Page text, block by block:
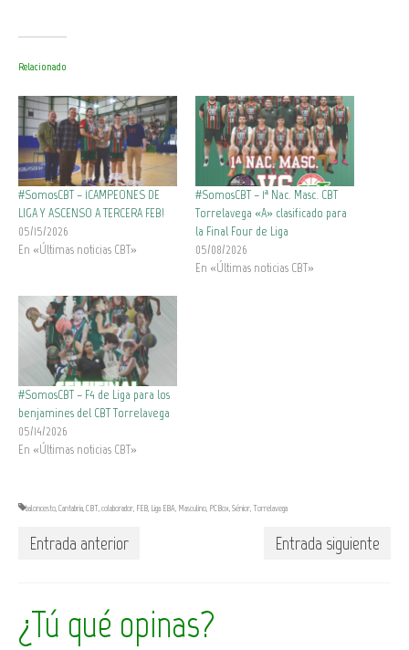
Relacionado
#SomosCBT – ¡CAMPEONES DE
LIGA Y ASCENSO A TERCERA FEB!
05/15/2026
En «Últimas noticias CBT»
#SomosCBT – 1ª Nac. Masc. CBT
Torrelavega «A» clasificado para
la Final Four de Liga
05/08/2026
En «Últimas noticias CBT»
#SomosCBT – F4 de Liga para los
benjamines del CBT Torrelavega
05/14/2026
En «Últimas noticias CBT»
baloncesto,Cantabria,CBT,colaborador, FEB, Liga EBA, Masculino, PCBox,Sénior,Torrelavega
Entrada anterior Entrada siguiente
¿Tú qué opinas?